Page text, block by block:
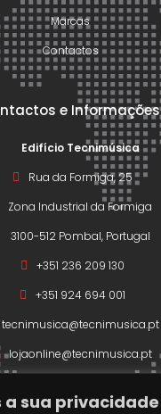
a sua privacidade
Marcas
Contactos
e Informações
Edifício Tecnimúsica
Rua da Formiga, 25
Zona Industrial da Formiga
3100-512 Pombal, Portugal
+351 236 209 130
+351 924 694 001
tecnimusica@tecnimusica.pt
lojaonline@tecnimusica.pt